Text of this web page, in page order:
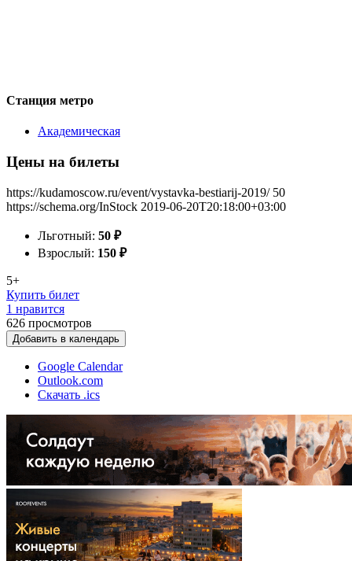
Станция метро
Академическая
Цены на билеты
https://kudamoscow.ru/event/vystavka-bestiarij-2019/ 50
https://schema.org/InStock 2019-06-20T20:18:00+03:00
Льготный: 50 ₽
Взрослый: 150 ₽
5+
Купить билет
1 нравится
626 просмотров
Добавить в календарь
Google Calendar
Outlook.com
Скачать .ics